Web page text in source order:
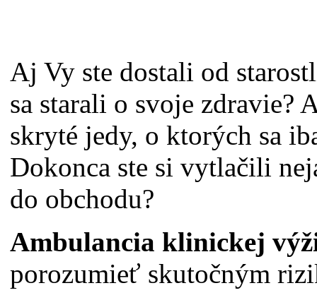
Aj Vy ste dostali od
sa starali o svoje zdravie?
skryté jedy, o ktorých sa
Dokonca ste si vytlačili
do obchodu?
Ambulancia klinickej
porozumieť skutočným